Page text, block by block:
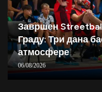
Завршен
Граду: Три дана
атмосфере
06/08/2026